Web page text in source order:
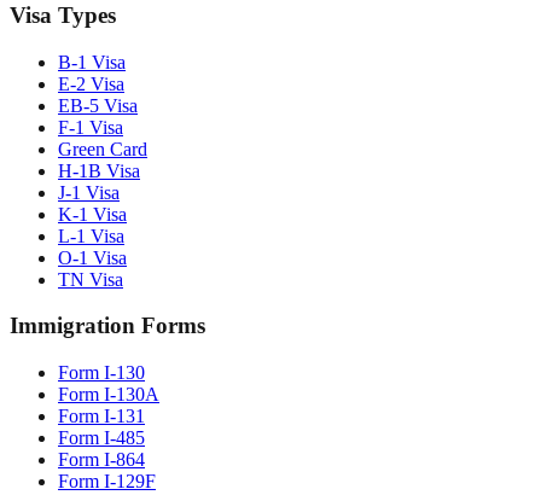
Visa Types
B-1 Visa
E-2 Visa
EB-5 Visa
F-1 Visa
Green Card
H-1B Visa
J-1 Visa
K-1 Visa
L-1 Visa
O-1 Visa
TN Visa
Immigration Forms
Form I-130
Form I-130A
Form I-131
Form I-485
Form I-864
Form I-129F